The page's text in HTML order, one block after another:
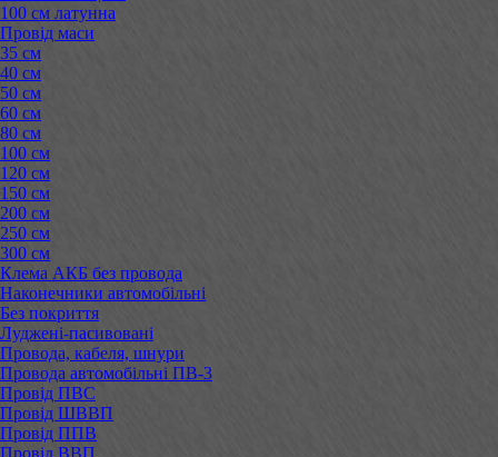
100 см латунна
Провід маси
35 см
40 см
50 см
60 см
80 см
100 см
120 см
150 см
200 см
250 см
300 см
Клема АКБ без провода
Наконечники автомобільні
Без покриття
Луджені-пасивовані
Провода, кабеля, шнури
Провода автомобільні ПВ-3
Провід ПВС
Провід ШВВП
Провід ППВ
Провід ВВП